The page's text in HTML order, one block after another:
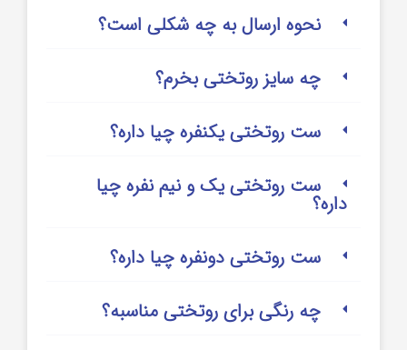
نحوه ارسال به چه شکلی است؟
چه سایز روتختی بخرم؟
ست روتختی یکنفره چیا داره؟
ست روتختی یک و نیم نفره چیا
داره؟
ست روتختی دونفره چیا داره؟
چه رنگی برای روتختی مناسبه؟